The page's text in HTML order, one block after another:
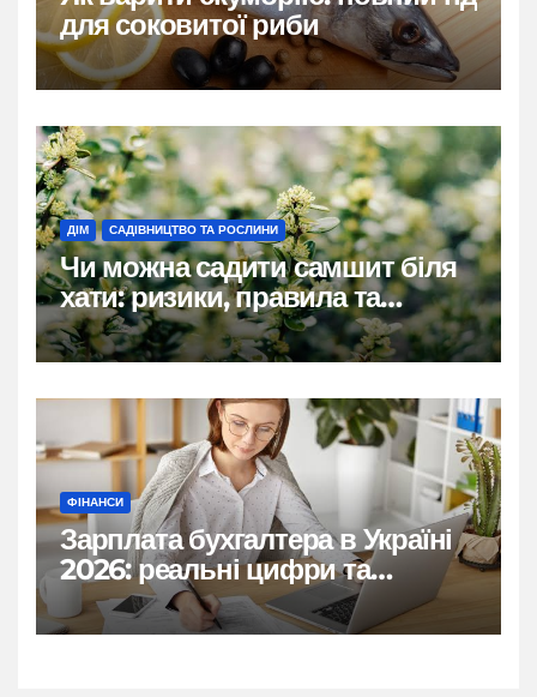
для соковитої риби
ДІМ САДІВНИЦТВО ТА РОСЛИНИ
Чи можна садити самшит біля
хати: ризики, правила та
практичні рішення
ФІНАНСИ
Зарплата бухгалтера в Україні
2026: реальні цифри та
нюанси